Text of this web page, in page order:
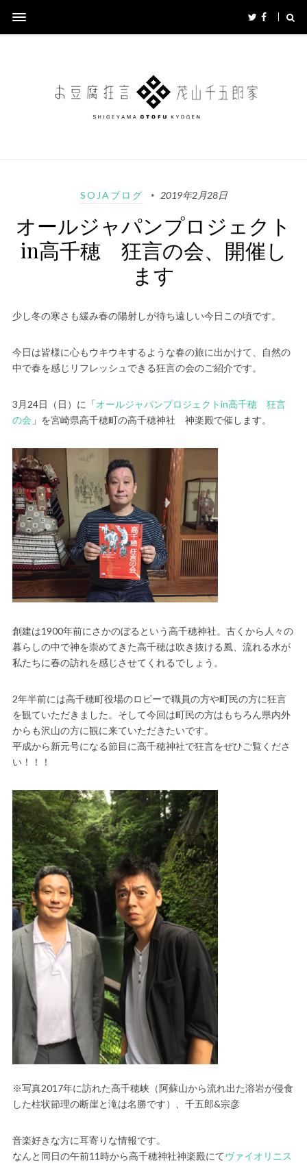
SOJAブログ 2019年2月28日
オールジャパンプロジェクト
in高千穂 狂言の会、開催し
ます
少し冬の寒さも緩み春の陽射しが待ち遠しい今日この頃です。
今日は皆様に心もウキウキするような春の旅に出かけて、自然の
中で春を感じリフレッシュできる狂言の会のご紹介です。
3月24日（日）に「オールジャパンプロジェクトin高千穂 狂言
の会 」を宮崎県高千穂町の高千穂神社 神楽殿で催します。
創建は1900年前にさかのぼるという高千穂神社。古くから人々の
暮らしの中で神を崇めてきた高千穂は吹き抜ける風、流れる水が
私たちに春の訪れを感じさせてくれるでしょう。
2年半前には高千穂町役場のロビーで職員の方や町民の方に狂言
を観ていただきました。そして今回は町民の方はもちろん県内外
からも沢山の方に観に来ていただきたいです。
平成から新元号になる節目に高千穂神社で狂言をぜひご覧くださ
い！！！
※写真2017年に訪れた高千穂峡（阿蘇山から流れ出た溶岩が侵食
した柱状節理の断崖と滝は名勝です）、千五郎&宗彦
音楽好きな方に耳寄りな情報です。
なんと同日の午前11時から高千穂神社神楽殿にてヴァイオリニス